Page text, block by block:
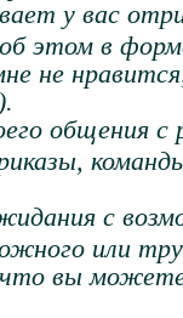
у вас
этом в
не
общения с
с
или
вы